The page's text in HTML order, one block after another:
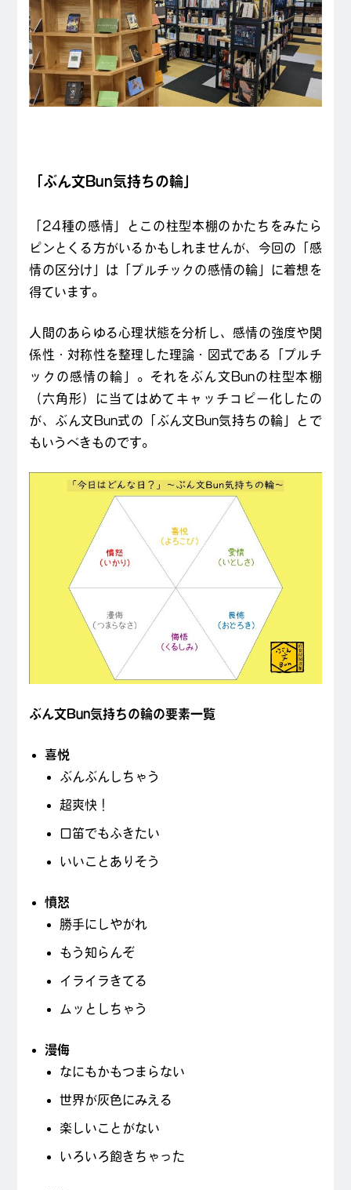
「ぶん文Bun気持ちの輪」
「24種の感情」とこの柱型本棚のかたちをみたら
ピンとくる方がいるかもしれませんが、今回の「感
情の区分け」は「プルチックの感情の輪」に着想を
得ています。
人間のあらゆる心理状態を分析し、感情の強度や関
係性・対称性を整理した理論・図式である「プルチ
ックの感情の輪」。それをぶん文Bunの柱型本棚
（六角形）に当てはめてキャッチコピー化したの
が、ぶん文Bun式の「ぶん文Bun気持ちの輪」とで
もいうべきものです。
ぶん文Bun気持ちの輪の要素一覧
喜悦
ぶんぶんしちゃう
超爽快！
口笛でもふきたい
いいことありそう
憤怒
勝手にしやがれ
もう知らんぞ
イライラきてる
ムッとしちゃう
漫侮
なにもかもつまらない
世界が灰色にみえる
楽しいことがない
いろいろ飽きちゃった